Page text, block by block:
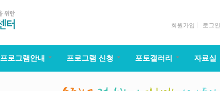
회원가입 로그인
프로그램안내 프로그램 신청 포토갤러리 자료실